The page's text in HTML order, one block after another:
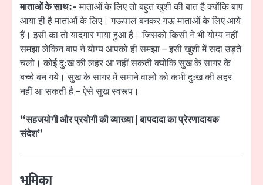
माताओं के साथ:-माताओं के लिए तो बहुत खुशी की बात है क्योंकि बाप
आया ही है माताओं के लिए। गऊपाल बनकर गऊ माताओं के लिए आये
हैं। इसी का तो यादगार गाया हुआ है। जिसको किसी ने भी योग्य नहीं
समझा लेकिन बाप ने योग्य आपको ही समझा – इसी खुशी में सदा उड़ते
चलो। कोई दु:ख की लहर आ नहीं सकती क्योंकि सुख के सागर के
बच्चे बन गये। सुख के सागर में समाने वालों को कभी दु:ख की लहर
नहीं आ सकती है – ऐसे सुख स्वरूप।
“सहजयोगी और प्रयोगी की व्याख्या | बापदादा का प्रेरणादायक
संदेश”
भूूमिका